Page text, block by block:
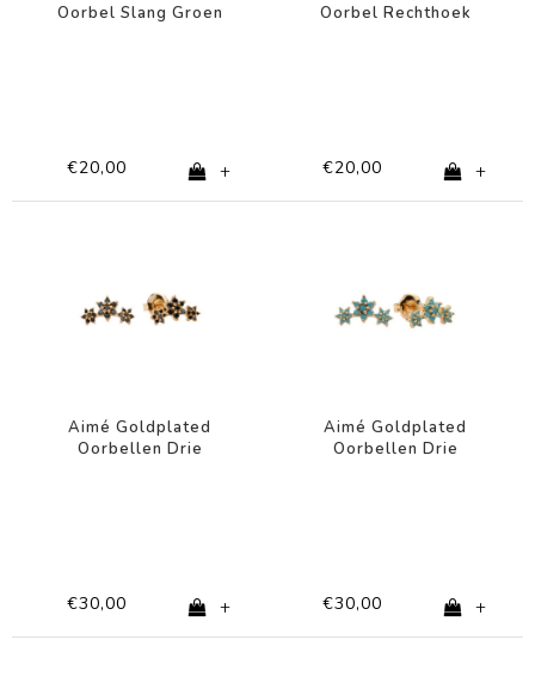
Oorbel Slang Groen
€20,00 +
Oorbel Rechthoek
€20,00 +
Aimé Goldplated
Oorbellen Drie
€30,00 +
Aimé Goldplated
Oorbellen Drie
€30,00 +